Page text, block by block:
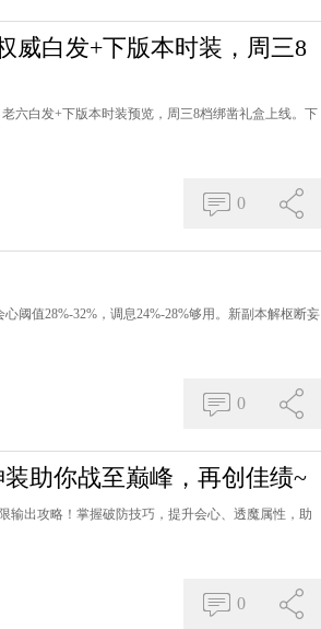
威白发+下版本时装，周三8
老六白发+下版本时装预览，周三8档绑凿礼盒上线。下
0
阈值28%-32%，调息24%-28%够用。新副本解枢断妄
0
助你战至巅峰，再创佳绩~
输出攻略！掌握破防技巧，提升会心、透魔属性，助
0